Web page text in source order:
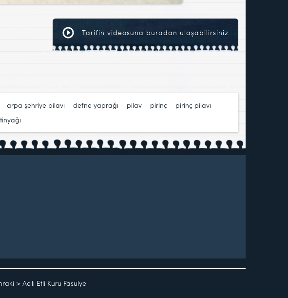
Tarifin videosuna buradan ulaşabilirsiniz
arpa şehriye pilavı defne yaprağı pilav pirinç pirinç pilavı
> Acılı Etli Kuru Fasulye